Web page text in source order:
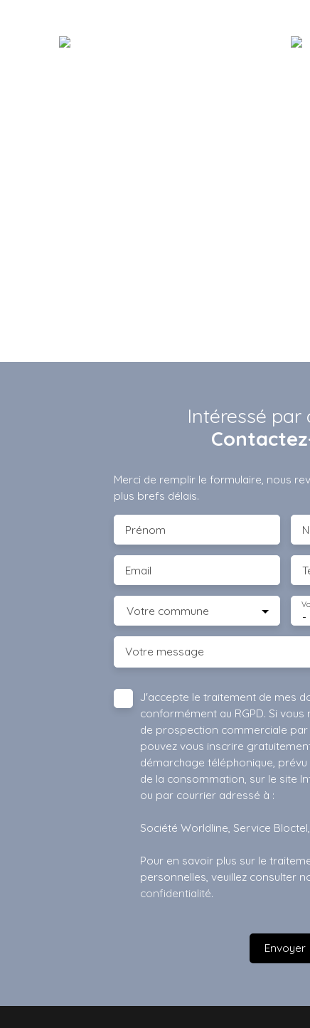
Intéressé par
Merci de remplir le formulaire, nous
plus brefs délais.
Prénom
Email
Votre commune -
Votre message
J'accepte le traitement de mes
conformément au RGPD. Si
de prospection commerciale par
pouvez vous inscrire
démarchage téléphonique, prévu
de la consommation, sur le site
ou par courrier adressé à :
Société Worldline, Service Bloctel,
Pour en savoir plus sur le
personnelles, veuillez consulter
confidentialité.
Envoyer